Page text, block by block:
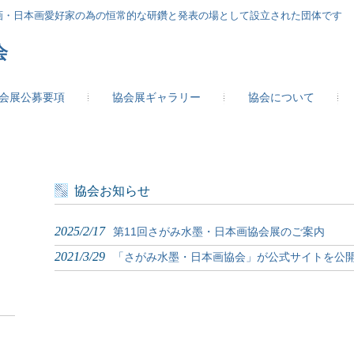
日本画愛好家の為の恒常的な研鑽と発表の場として設立された団体です
展公募要項 協会展ギャラリー 協会について
協会お知らせ
2025/2/17 第11回さがみ水墨・日本画協会展のご案内
2021/3/29 「さがみ水墨・日本画協会」が公式サイトを公